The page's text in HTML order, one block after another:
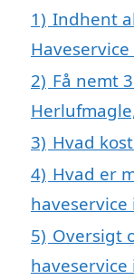
1) Indhent
2) Få nemt
3) Hvad
4) Hvad er
5) Oversigt